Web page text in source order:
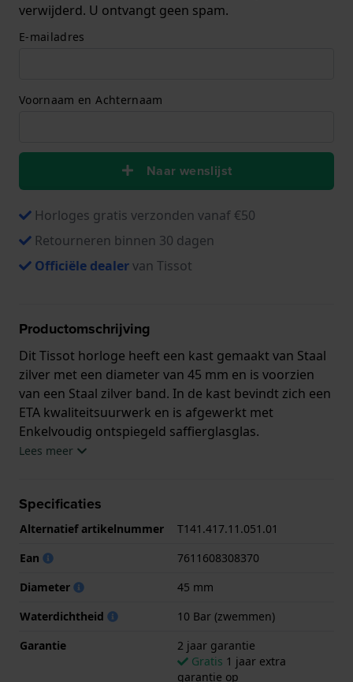
verwijderd. U ontvangt geen spam.
E-mailadres
Voornaam en Achternaam
Naar wenslijst
Horloges gratis verzonden vanaf €50
Retourneren binnen 30 dagen
Officiële dealervan Tissot
Productomschrijving
Dit Tissot horloge heeft een kast gemaakt van Staal
zilver met een diameter van 45 mm en is voorzien
van een Staal zilver band. In de kast bevindt zich een
ETA kwaliteitsuurwerk en is afgewerkt met
Enkelvoudig ontspiegeld saffierglasglas.
horloge geleverd met 2 jaar garantie.
Lees meer
Specificaties
Alternatief artikelnummer
T141.417.11.051.01
Ean
7611608308370
Diameter
45 mm
Waterdichtheid
10 Bar (zwemmen)
Garantie
2 jaar garantie
Gratis 1 jaar extra
garantie op